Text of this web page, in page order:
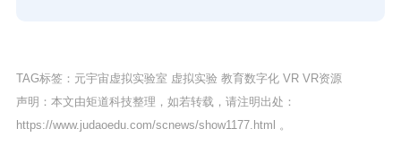
TAG标签： 元宇宙虚拟实验室 虚拟实验 教育数字化 VR VR资源
声明：本文由矩道科技整理，如若转载，请注明出处：
https://www.judaoedu.com/scnews/show1177.html 。